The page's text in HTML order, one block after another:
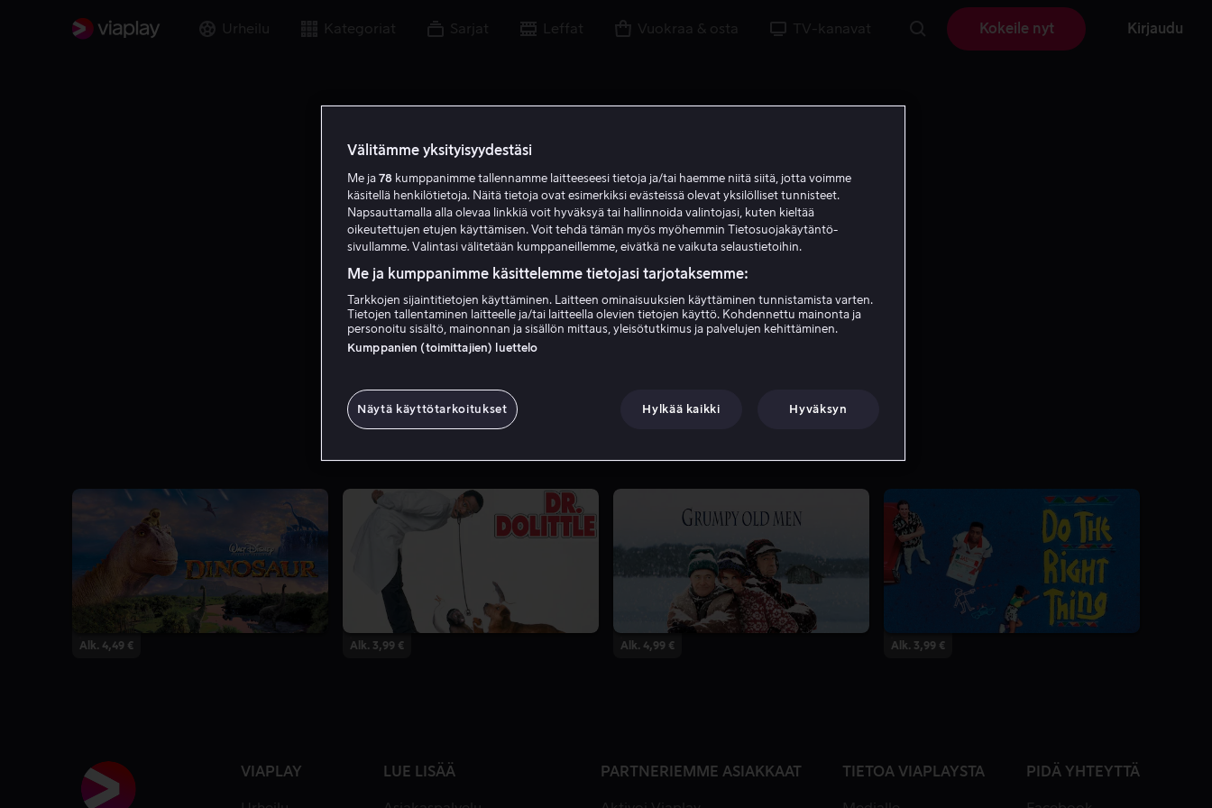
Urheilu Kategoriat Sarjat Leffat Vuokraa & osta TV-kanavat Kokeile nyt Kirjaudu
Ossie Davis
Alk. 4,49 € Alk. 3,99 € Alk. 4,99 € Alk. 3,99 €
VIAPLAY LUE LISÄÄ PARTNERIEMME ASIAKKAAT TIETOA VIAPLAYSTA PIDÄ YHTEYTTÄ
Välitämme yksityisyydestäsi
Me ja 78 kumppanimme tallennamme laitteeseesi tietoja ja/tai haemme niitä siitä, jotta voimme
käsitellä henkilötietoja. Näitä tietoja ovat esimerkiksi evästeissä olevat yksilölliset tunnisteet.
Napsauttamalla alla olevaa linkkiä voit hyväksyä tai hallinnoida valintojasi, kuten kieltää
oikeutettujen etujen käyttämisen. Voit tehdä tämän myös myöhemmin Tietosuojakäytäntö-
sivullamme. Valintasi välitetään kumppaneillemme, eivätkä ne vaikuta selaustietoihin.
Me ja kumppanimme käsittelemme tietojasi tarjotaksemme:
Tarkkojen sijaintitietojen käyttäminen. Laitteen ominaisuuksien käyttäminen tunnistamista varten.
Tietojen tallentaminen laitteelle ja/tai laitteella olevien tietojen käyttö. Kohdennettu mainonta ja
personoitu sisältö, mainonnan ja sisällön mittaus, yleisötutkimus ja palvelujen kehittäminen.
Kumppanien (toimittajien) luettelo
Näytä käyttötarkoitukset Hylkää kaikki Hyväksyn